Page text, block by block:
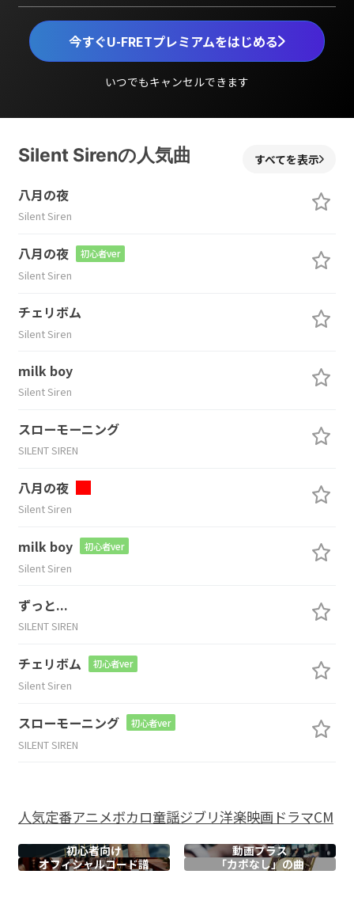
今すぐU-FRETプレミアムをはじめる
いつでもキャンセルできます
Silent Sirenの人気曲 すべてを表示
八月の夜
Silent Siren
八月の夜 初心者ver
Silent Siren
チェリボム
Silent Siren
milk boy
Silent Siren
スローモーニング
SILENT SIREN
八月の夜
Silent Siren
milk boy 初心者ver
Silent Siren
ずっと...
SILENT SIREN
チェリボム 初心者ver
Silent Siren
スローモーニング 初心者ver
SILENT SIREN
人気定番アニメボカロ童謡ジブリ洋楽映画ドラマCM
初心者向け
動画プラス
オフィシャルコード譜 「カポなし」の曲